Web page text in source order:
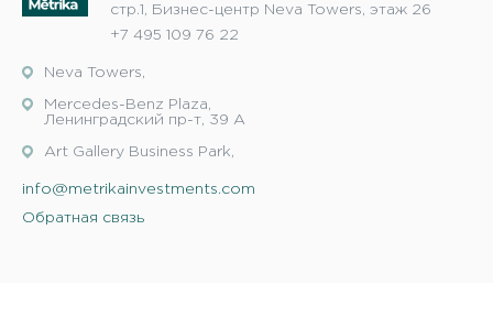
стр.1, Бизнес-центр Neva Towers, этаж 26
+7 495 109 76 22
Neva Towers,
Mercedes-Benz Plaza,
Ленинградский пр-т, 39 А
Art Gallery Business Park,
info@metrikainvestments.com
Обратная связь